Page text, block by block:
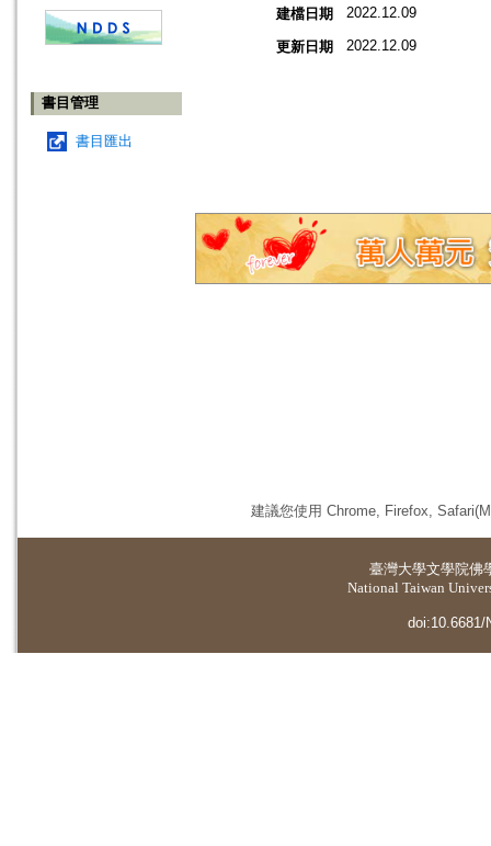
書目管理
書目匯出
建檔日期 2022.12.09
更新日期 2022.12.09
建議您使用 Chrome, Firefox,
臺灣大學文學院佛
National Taiwan
doi:10.6681/